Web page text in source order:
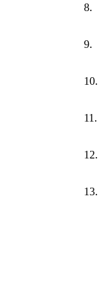
8.
9.
10.
11.
12.
13.